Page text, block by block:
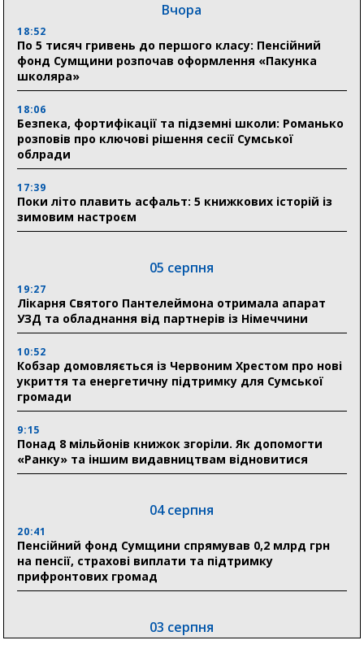
Вчора
18:52
По 5 тисяч гривень до першого класу: Пенсійний
фонд Сумщини розпочав оформлення «Пакунка
школяра»
18:06
Безпека, фортифікації та підземні школи: Романько
розповів про ключові рішення сесії Сумської
облради
17:39
Поки літо плавить асфальт: 5 книжкових історій із
зимовим настроєм
05 серпня
19:27
Лікарня Святого Пантелеймона отримала апарат
УЗД та обладнання від партнерів із Німеччини
10:52
Кобзар домовляється із Червоним Хрестом про нові
укриття та енергетичну підтримку для Сумської
громади
9:15
Понад 8 мільйонів книжок згоріли. Як допомогти
«Ранку» та іншим видавництвам відновитися
04 серпня
20:41
Пенсійний фонд Сумщини спрямував 0,2 млрд грн
на пенсії, страхові виплати та підтримку
прифронтових громад
03 серпня